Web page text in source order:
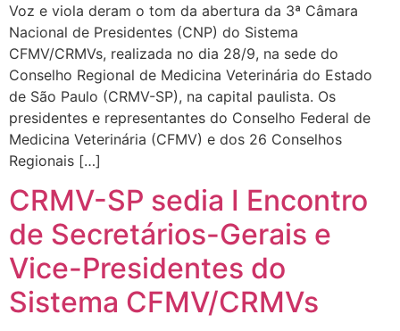
Voz e viola deram o tom da abertura da 3ª Câmara
Nacional de Presidentes (CNP) do Sistema
CFMV/CRMVs, realizada no dia 28/9, na sede do
Conselho Regional de Medicina Veterinária do Estado
de São Paulo (CRMV-SP), na capital paulista. Os
presidentes e representantes do Conselho Federal de
Medicina Veterinária (CFMV) e dos 26 Conselhos
Regionais […]
CRMV-SP sedia I Encontro
de Secretários-Gerais e
Vice-Presidentes do
Sistema CFMV/CRMVs